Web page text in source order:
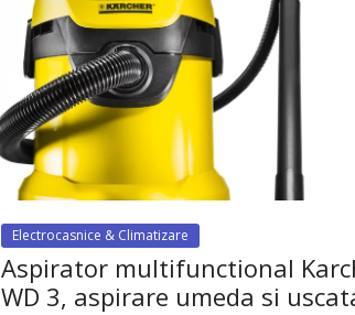
Electrocasnice & Climatizare
Aspirator multifunctional
WD 3, aspirare umeda si